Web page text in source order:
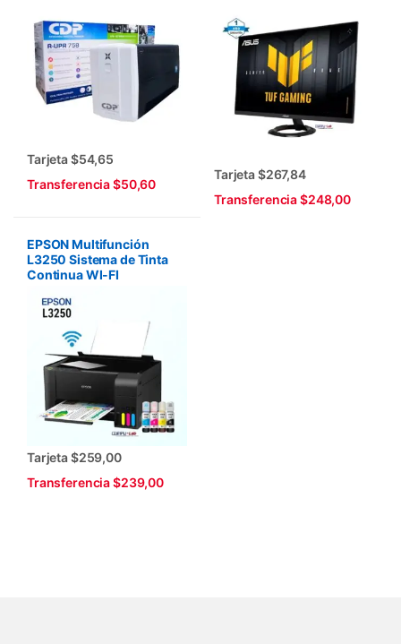
Tarjeta $54,65
Transferencia $50,60
Tarjeta $267,84
Transferencia $248,00
EPSON Multifunción
L3250 Sistema de Tinta
Continua WI-FI
Tarjeta $259,00
Transferencia $239,00